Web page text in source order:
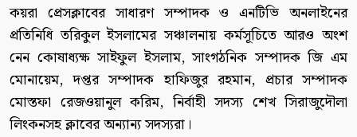
কয়রা প্রেসক্লাবের সাধারণ সম্পাদক ও এনটিভি অনলাইনের
প্রতিনিধি তরিকুল ইসলামের সঞ্চালনায় কর্মসূচিতে আরও অংশ
নেন কোষাধ্যক্ষ সাইফুল ইসলাম, সাংগঠনিক সম্পাদক জি এম
মোনায়েম, দপ্তর সম্পাদক হাফিজুর রহমান, প্রচার সম্পাদক
মোস্তফা রেজওয়ানুল করিম, নির্বাহী সদস্য শেখ সিরাজুদৌলা
লিংকনসহ ক্লাবের অন্যান্য সদস্যরা।